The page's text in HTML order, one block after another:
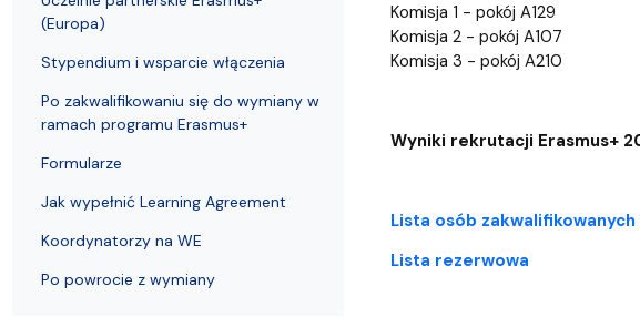
Komisja 1 - pokój A129
Komisja 2 - pokój A107
Komisja 3 - pokój A210
Wyniki rekrutacji Erasmus+
Lista osób
Lista rezerwowa
(Europa)
Stypendium i wsparcie włączenia
Po zakwalifikowaniu się do wymiany w
ramach programu Erasmus+
Formularze
Jak wypełnić Learning Agreement
Koordynatorzy na WE
Po powrocie z wymiany